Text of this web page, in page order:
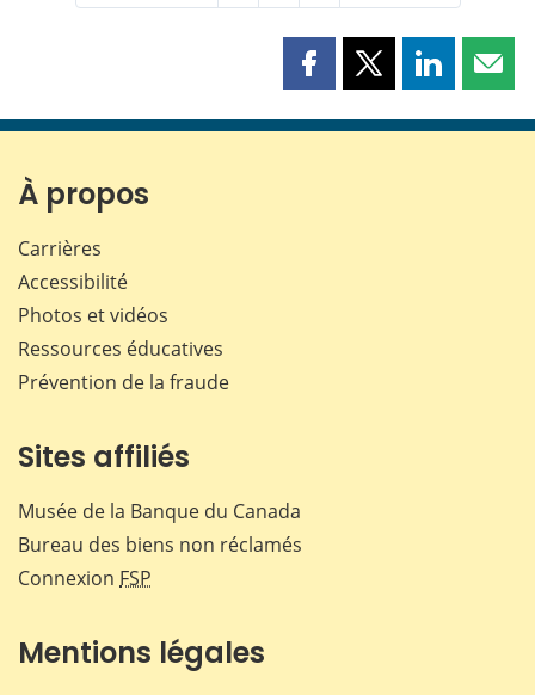
Partager
page
Partager
page
Partager
page page
À propos
Carrières
Accessibilité
Photos et vidéos
Ressources éducatives
Prévention de la fraude
Sites affiliés
Musée de la Banque du Canada
Bureau des biens non réclamés
Connexion FSP
Mentions légales